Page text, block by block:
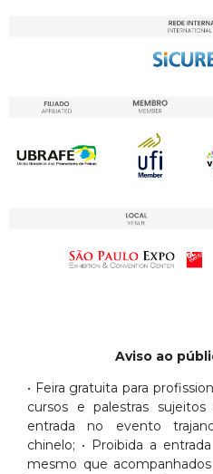
Aviso ao
• Feira gratuita para
cursos e palestras
entrada no evento
chinelo; • Proibida a
mesmo que